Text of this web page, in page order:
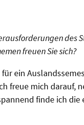
des
freuen Sie sich?
ein
freue mich darauf,
finde ich die